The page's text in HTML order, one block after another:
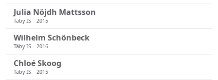
Julia Nöjdh Mattsson
Täby IS 2015
Wilhelm Schönbeck
Täby IS 2016
Chloé Skoog
Täby IS 2015